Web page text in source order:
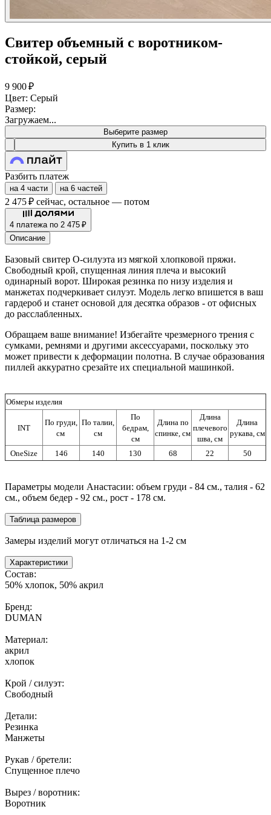
Свитер объемный с воротником-
стойкой, серый
9 900 ₽
Цвет: Серый
Размер:
Загружаем...
Выберите размер
Купить в 1 клик
Разбить платеж
на 4 части на 6 частей
2 475 ₽ сейчас, остальное — потом
4 платежа по 2 475 ₽
Описание
Базовый свитер О-силуэта из мягкой хлопковой пряжи.
Свободный крой, спущенная линия плеча и высокий
одинарный ворот. Широкая резинка по низу изделия и
манжетах подчеркивает силуэт. Модель легко впишется в ваш
гардероб и станет основой для десятка образов - от офисных
до расслабленных.
Обращаем ваше внимание! Избегайте чрезмерного трения с
сумками, ремнями и другими аксессуарами, поскольку это
может привести к деформации полотна. В случае образования
пиллей аккуратно срезайте их специальной машинкой.
Обмеры изделия
INT
По груди,
см
По талии,
см
По
бедрам,
см
Длина по
спинке, см
Длина
плечевого
шва, см
Длина
рукава, см
OneSize 146 140 130 68 22 50
Параметры модели Анастасии: объем груди - 84 см., талия - 62
см., объем бедер - 92 см., рост - 178 см.
Таблица размеров
Замеры изделий могут отличаться на 1-2 см
Характеристики
Состав:
50% хлопок, 50% акрил
Бренд:
DUMAN
Материал:
акрил
хлопок
Крой / силуэт:
Свободный
Детали:
Резинка
Манжеты
Рукав / бретели:
Спущенное плечо
Вырез / воротник:
Воротник